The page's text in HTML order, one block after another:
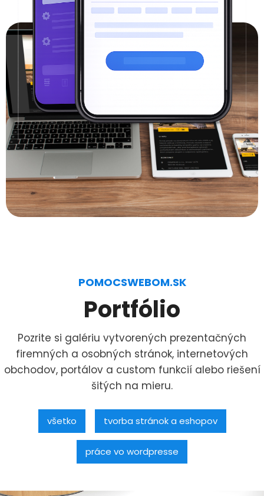
POMOCSWEBOM.SK
Portfólio
Pozrite si galériu vytvorených prezentačných
firemných a osobných stránok, internetových
obchodov, portálov a custom funkcií alebo riešení
šitých na mieru.
všetko tvorba stránok a eshopov
práce vo wordpresse